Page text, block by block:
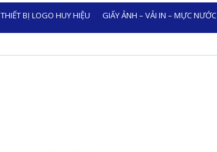
THIẾT BỊ LOGO HUY HIỆU GIẤY ẢNH – VẢI IN – MỰC NƯỚC